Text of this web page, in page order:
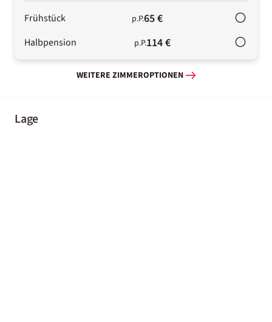
Frühstück p.P.65 €
Halbpension p.P.114 €
WEITERE ZIMMEROPTIONEN
Lage